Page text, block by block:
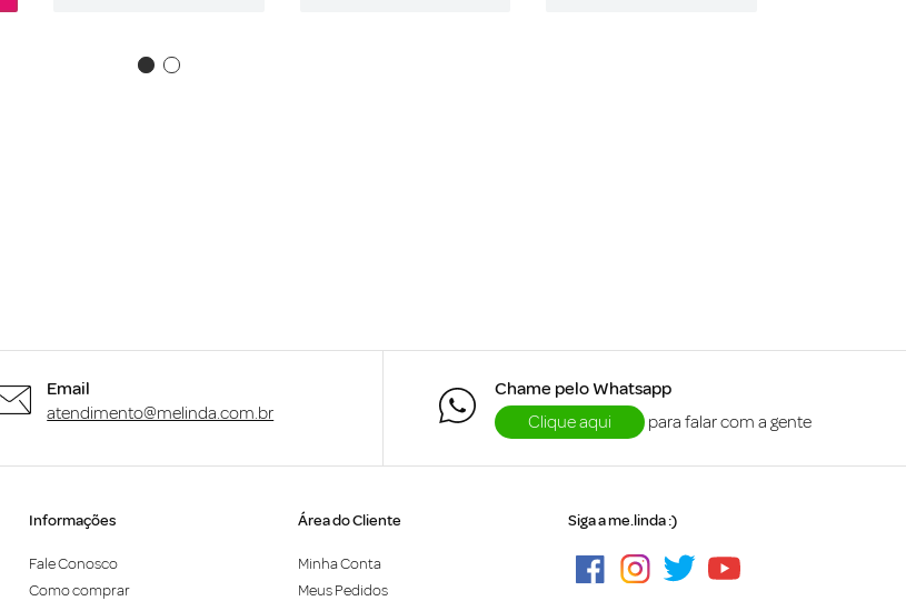
Email
atendimento@melinda.com.br
Chame pelo Whatsapp
Clique aqui
para falar com a gente
Informações
Fale Conosco
Como comprar
Área do Cliente
Minha Conta
Meus Pedidos
Siga a me.linda :)